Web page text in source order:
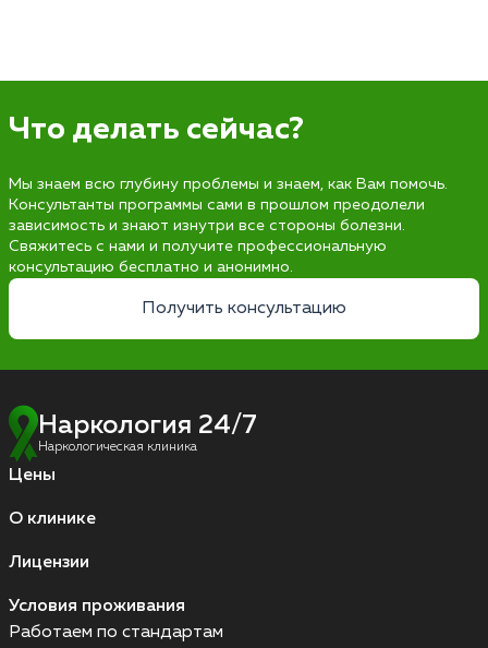
Что делать сейчас?
Мы знаем всю глубину проблемы и знаем, как Вам помочь.
Консультанты программы сами в прошлом преодолели
зависимость и знают изнутри все стороны болезни.
Свяжитесь с нами и получите профессиональную
консультацию бесплатно и анонимно.
Получить консультацию
Наркология 24/7
Наркологическая клиника
Цены
О клинике
Лицензии
Условия проживания
Работаем по стандартам